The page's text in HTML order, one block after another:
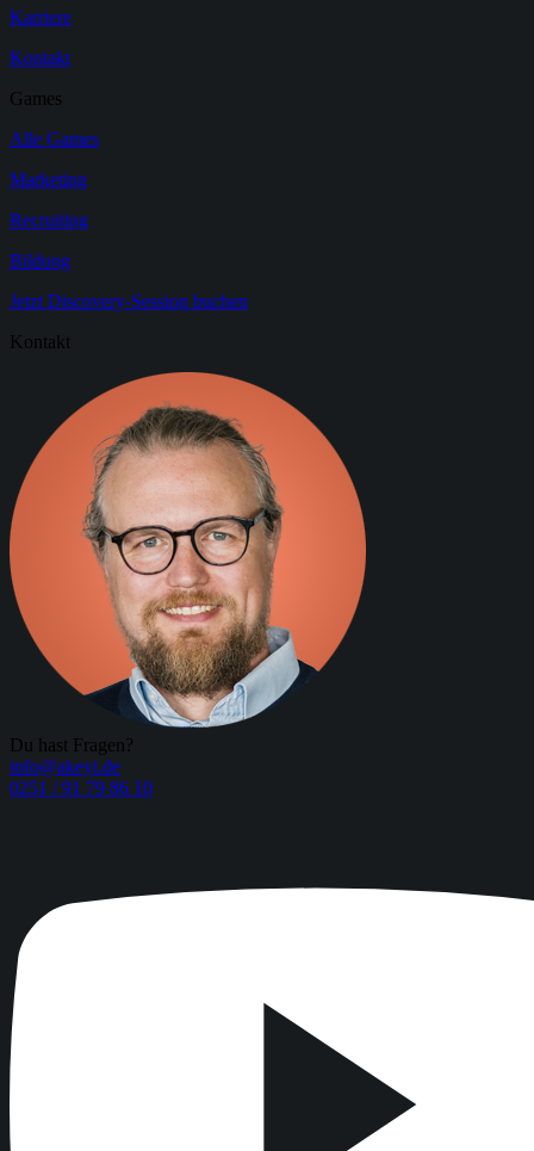
Karriere
Kontakt
Games
Alle Games
Marketing
Recruiting
Bildung
Jetzt Discovery-Session buchen
Kontakt
Du hast Fragen?
info@akeyi.de
0251 / 91 79 86 10